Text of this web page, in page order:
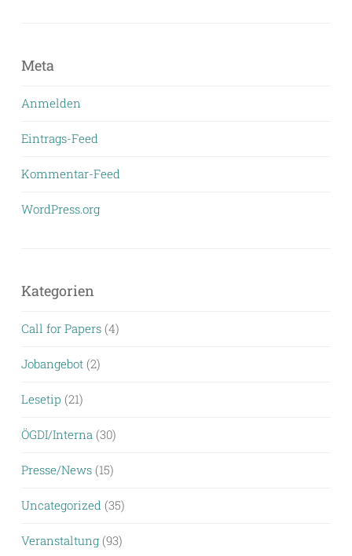
Meta
Anmelden
Eintrags-Feed
Kommentar-Feed
WordPress.org
Kategorien
Call for Papers (4)
Jobangebot (2)
Lesetip (21)
ÖGDI/Interna (30)
Presse/News (15)
Uncategorized (35)
Veranstaltung (93)